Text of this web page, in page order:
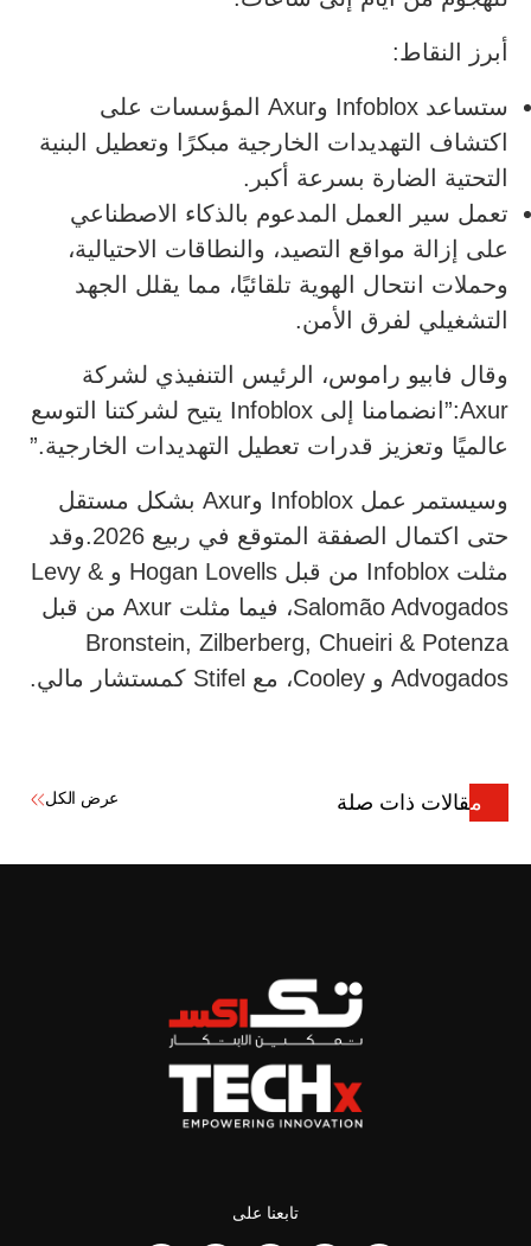
أبرز النقاط:
ستساعد Infoblox وAxur المؤسسات على
اكتشاف التهديدات الخارجية مبكرًا وتعطيل البنية
التحتية الضارة بسرعة أكبر.
تعمل سير العمل المدعوم بالذكاء الاصطناعي
على إزالة مواقع التصيد، والنطاقات الاحتيالية،
وحملات انتحال الهوية تلقائيًا، مما يقلل الجهد
التشغيلي لفرق الأمن.
وقال فابيو راموس، الرئيس التنفيذي لشركة
Axur:”انضمامنا إلى Infoblox يتيح لشركتنا التوسع
عالميًا وتعزيز قدرات تعطيل التهديدات الخارجية.”
وسيستمر عمل Infoblox وAxur بشكل مستقل
حتى اكتمال الصفقة المتوقع في ربيع 2026.وقد
مثلت Infoblox من قبل Hogan Lovells و Levy &
Salomão Advogados، فيما مثلت Axur من قبل
Bronstein, Zilberberg, Chueiri & Potenza
Advogados و Cooley، مع Stifel كمستشار مالي.
مقالات ذات صلة عرض الكل
تابعنا على